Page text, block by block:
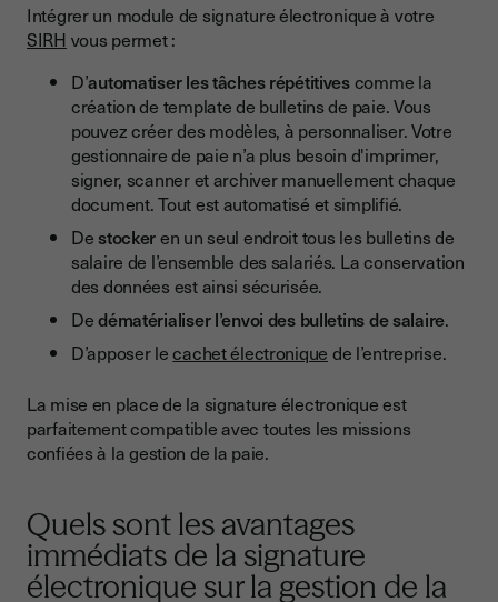
Intégrer un module de signature électronique à votre
SIRH vous permet :
D’automatiser les tâches répétitivescomme la
création de template de bulletins de paie. Vous
pouvez créer des modèles, à personnaliser. Votre
gestionnaire de paie n’a plus besoin d'imprimer,
signer, scanner et archiver manuellement chaque
document. Tout est automatisé et simplifié.
Destockeren un seul endroit tous les bulletins de
salaire de l’ensemble des salariés. La conservation
des données est ainsi sécurisée.
Dedématérialiser l’envoi des bulletins de salaire.
D’apposer lecachet électronique de l’entreprise.
La mise en place de la signature électronique est
parfaitement compatible avec toutes les missions
confiées à la gestion de la paie.
Quels sont les avantages
immédiats de la signature
électronique sur la gestion de la